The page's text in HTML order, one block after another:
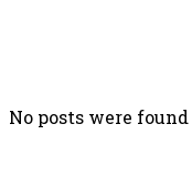
No posts were